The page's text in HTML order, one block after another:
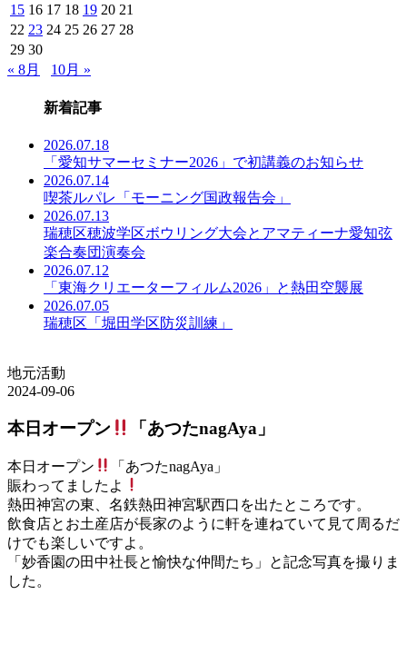
15 16 17 18 19 20 21
22 23 24 25 26 27 28
29 30
« 8月
10月 »
新着記事
2026.07.18
「愛知サマーセミナー2026」で初講義のお知らせ
2026.07.14
喫茶ルパレ「モーニング国政報告会」
2026.07.13
瑞穂区穂波学区ボウリング大会とアマティーナ愛知弦
楽合奏団演奏会
2026.07.12
「東海クリエーターフィルム2026」と熱田空襲展
2026.07.05
瑞穂区「堀田学区防災訓練」
地元活動
2024-09-06
本日オープン 「あつたnagAya」
本日オープン
「あつたnagAya」
賑わってましたよ
熱田神宮の東、名鉄熱田神宮駅西口を出たところです。
飲食店とお土産店が長家のように軒を連ねていて見て周るだ
けでも楽しいですよ。
「妙香園の田中社長と愉快な仲間たち」と記念写真を撮りま
した。